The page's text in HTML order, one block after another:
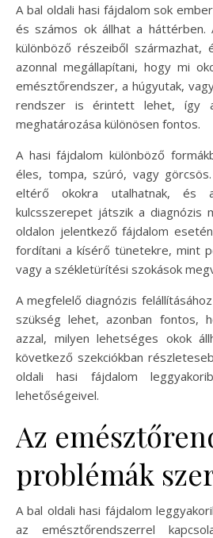
A bal oldali hasi fájdalom sok ember életében előfordulhat,
és számos ok állhat a
különböző részeiből származhat,
azonnal megállapítani, hogy mi
emésztőrendszer, a húgyutak,
rendszer is érintett lehet, így
meghatározása különösen fontos.
A hasi fájdalom különböző
éles, tompa, szúró, vagy
eltérő okokra utalhatnak, és
kulcsszerepet játszik a diagnózis
oldalon jelentkező fájdalom
fordítani a kísérő tünetekre, mint
vagy a székletürítési szokások
A megfelelő diagnózis
szükség lehet, azonban fontos,
azzal, milyen lehetséges okok
következő szekciókban
oldali hasi fájdalom
lehetőségeivel.
Az
problémák
A bal oldali hasi fájdalom
az emésztőrendszerrel